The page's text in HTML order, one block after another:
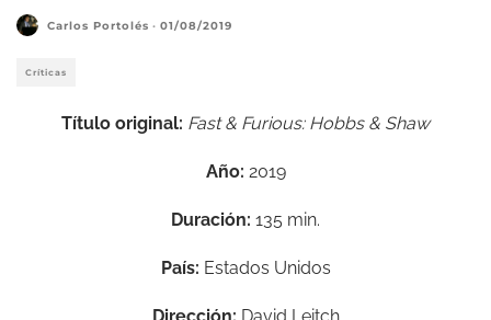
Carlos Portolés · 01/08/2019
Críticas
Título original: Fast & Furious: Hobbs & Shaw
Año: 2019
Duración: 135 min.
País: Estados Unidos